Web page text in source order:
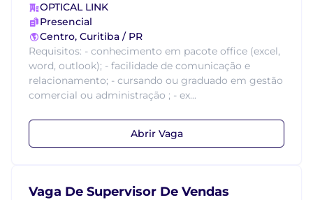
OPTICAL LINK
Presencial
Centro, Curitiba / PR
Requisitos: - conhecimento em pacote office (excel,
word, outlook); - facilidade de comunicação e
relacionamento; - cursando ou graduado em gestão
comercial ou administração ; - ex...
Abrir Vaga
Vaga De Supervisor De Vendas